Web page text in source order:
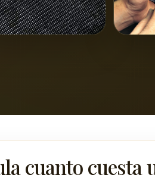
cuanto cuesta